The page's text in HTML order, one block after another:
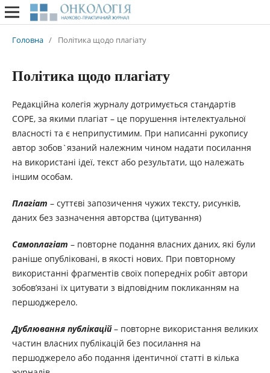
Головна / Політика щодо плагіату
Політика щодо плагіату
Редакційна колегія журналу дотримується стандартів
COPE, за якими плагіат – це порушення інтелектуальної
власності та є неприпустимим. При написанні рукопису
автор зобов`язаний належним чином надати посилання
на використані ідеї, текст або результати, що належать
іншим особам.
Плагіат – суттєві запозичення чужих тексту, рисунків,
даних без зазначення авторства (цитування)
Самоплагіат – повторне подання власних даних, які були
раніше опубліковані, в якості нових. При повторному
використанні фрагментів своїх попередніх робіт автори
зобов’язані їх цитувати з відповідним покликанням на
першоджерело.
Дублювання публікацій– повторне використання великих
частин власних публікацій без посилання на
першоджерело або подання ідентичної статті в кілька